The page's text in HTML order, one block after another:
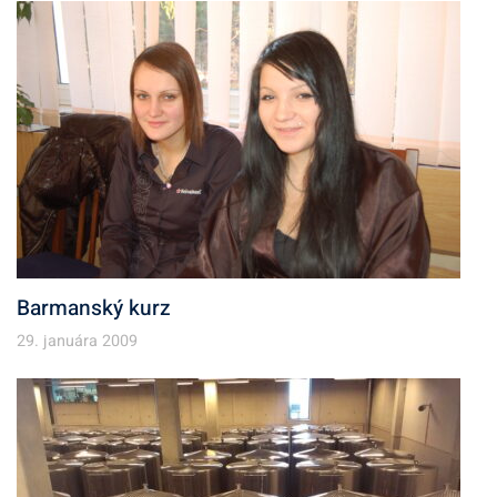
Barmanský kurz
29. januára 2009